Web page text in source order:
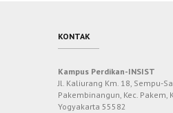
KONTAK
Kampus Perdikan-INSIST
Jl. Kaliurang Km. 18, Sempu-
Pakembinangun, Kec. Pakem,
Yogyakarta 55582